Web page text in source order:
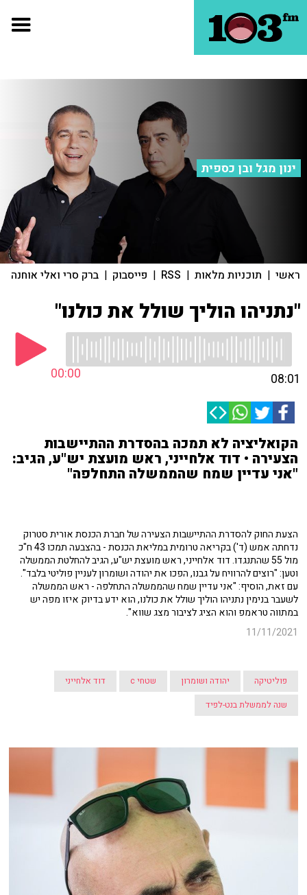
ינון מגל ובן כספית
ראשי | תוכניות מלאות |
RSS
| פייסבוק | ברק סרי ואלי אוחנה
"נתניהו הוליך שולל את כולנו"
00:00 08:01
הקואליציה לא תמכה בהסדרת ההתיישבות
הצעירה • דוד אלחייני, ראש מועצת יש"ע, הגיב:
"אני עדיין שמח שהממשלה התחלפה"
הצעת החוק להסדרת ההתיישבות הצעירה של חברת הכנסת אורית סטרוק
נדחתה אמש (ד') בקריאה טרומית במליאת הכנסת - בהצבעה תמכו 43 ח"כ
מול 55 שהתנגדו. דוד אלחייני, ראש מועצת יש"ע, הגיב להחלטת הממשלה
וטען: "רוצים להרוויח על גבנו, הפכו את יהודה ושומרון לעניין פוליטי בלבד".
עם זאת, הוסיף: "אני עדיין שמח שהממשלה התחלפה - ראש הממשלה
לשעבר בנימין נתניהו הוליך שולל את כולנו, הוא ידע בדיוק איזו מפה יש
במתווה טראמפ והוא הציג לציבור מצג שווא".
11/11/2021
פוליטיקה יהודה ושומרון שטחי c
דוד אלחייני
שנה לממשלת בנט-לפיד